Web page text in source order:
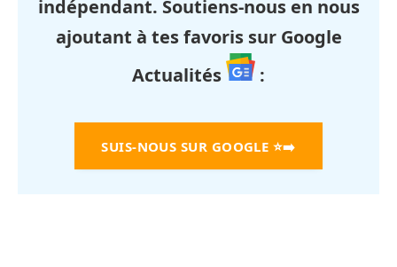
indépendant. Soutiens-nous en nous
ajoutant à tes favoris sur Google
Actualités
:
SUIS-NOUS SUR GOOGLE ⭐➡️